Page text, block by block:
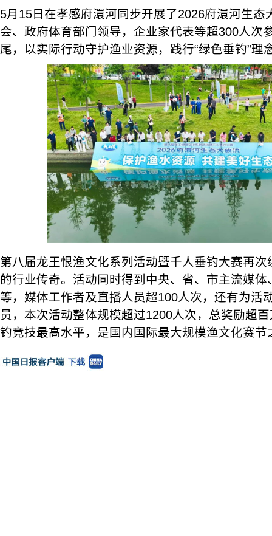
5月15日在孝感府澴河同步开展了2026府澴河生态
会、政府体育部门领导，企业家代表等超300人次
尾，以实际行动守护渔业资源，践行“绿色垂钓”理
第八届龙王恨渔文化系列活动暨千人垂钓大赛再次
的行业传奇。活动同时得到中央、省、市主流媒
等，媒体工作者及直播人员超100人次，还有为活
员，本次活动整体规模超过1200人次，总奖励超
钓竞技最高水平，是国内国际最大规模渔文化赛节